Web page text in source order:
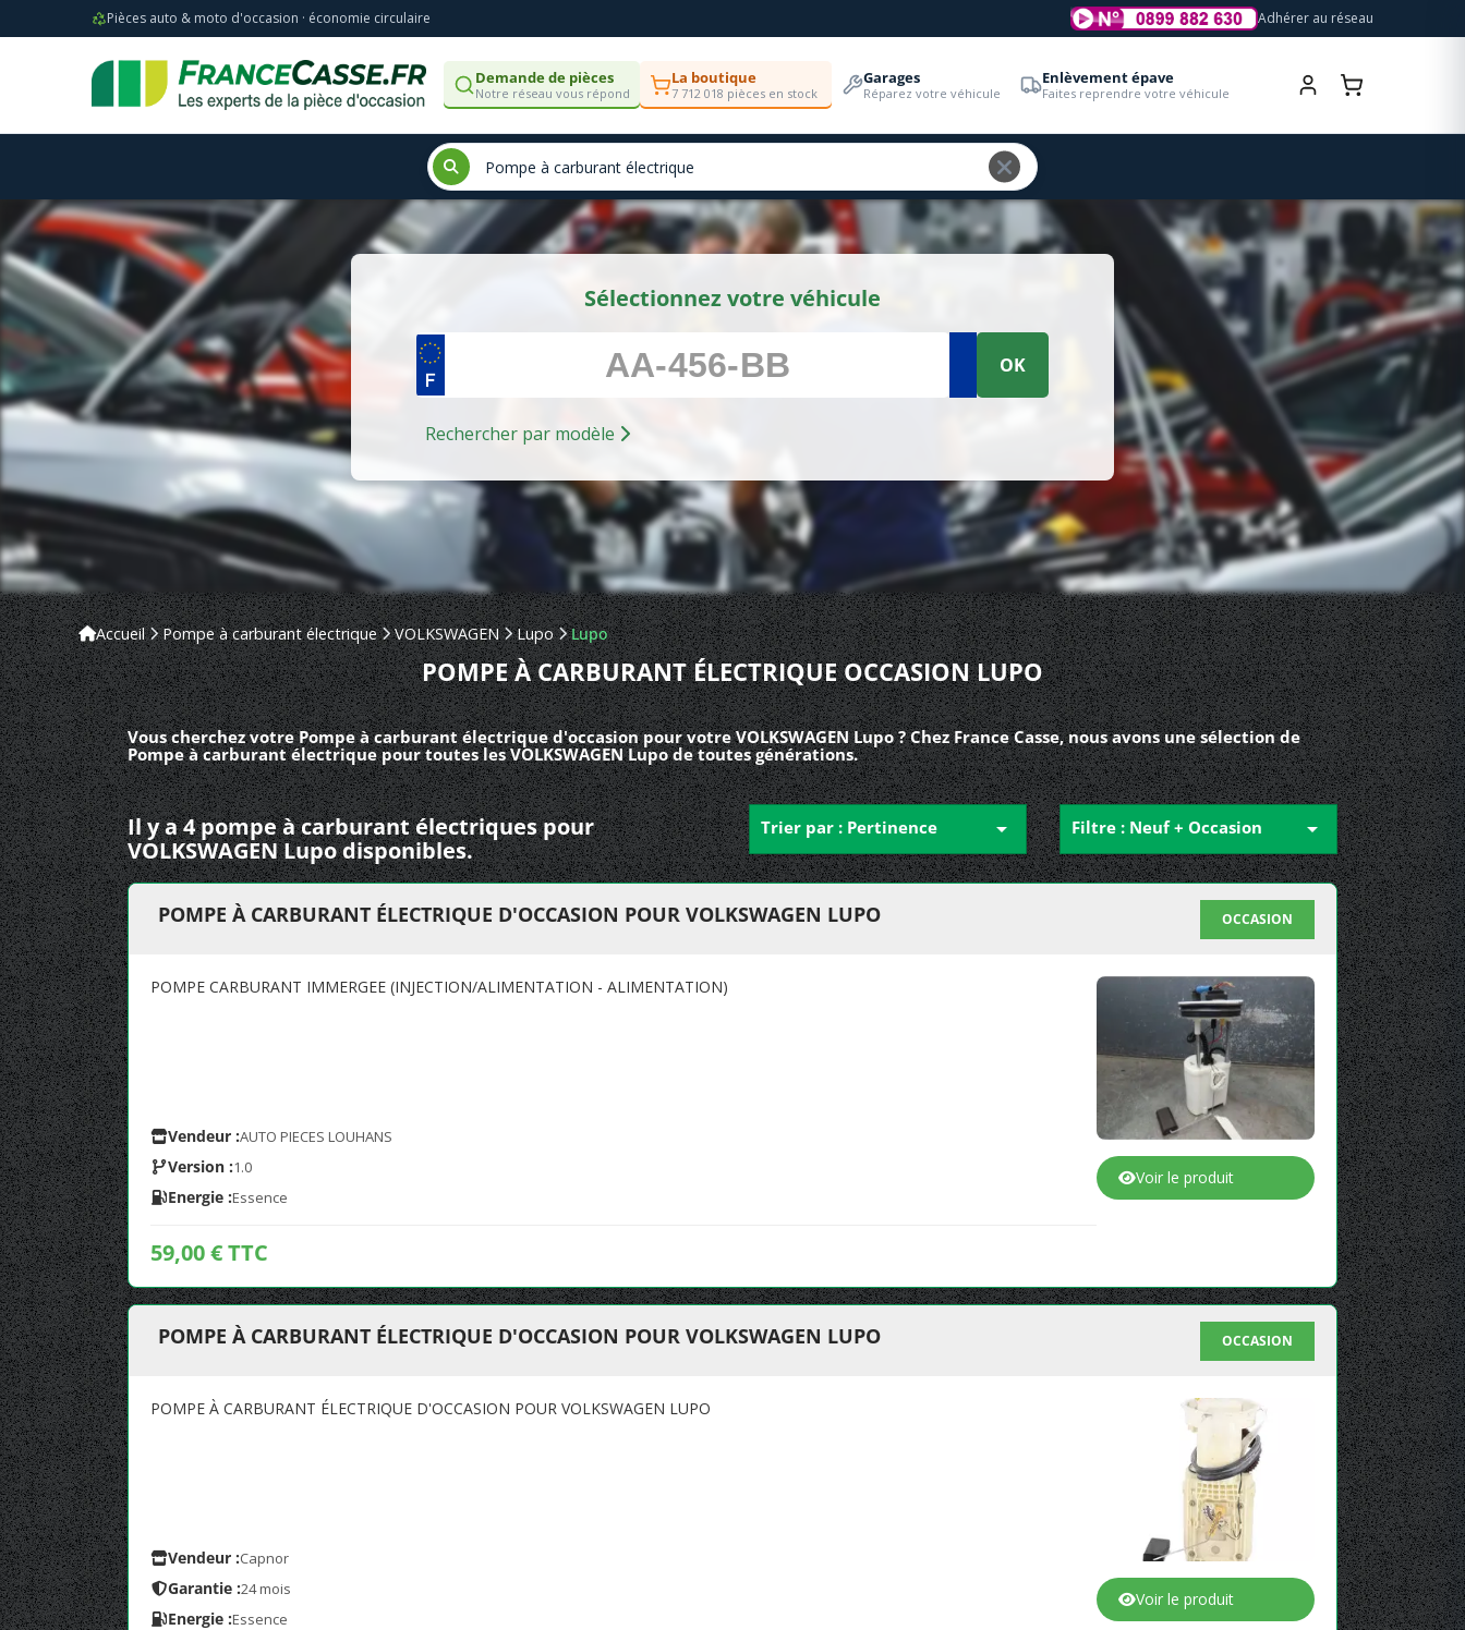
Pièces auto & moto d'occasion · économie circulaire Adhérer au réseau
Demande de pièces
Notre réseau vous répond
La boutique
7 712 018 pièces en stock
Garages
Réparez votre véhicule
Enlèvement épave
Faites reprendre votre véhicule
Sélectionnez votre véhicule
OK
Rechercher par modèle
Accueil Pompe à carburant électrique VOLKSWAGEN Lupo Lupo
POMPE À CARBURANT ÉLECTRIQUE OCCASION LUPO
Vous cherchez votre Pompe à carburant électrique d'occasion pour votre VOLKSWAGEN Lupo ? Chez France Casse, nous avons une sélection de
Pompe à carburant électrique pour toutes les VOLKSWAGEN Lupo de toutes générations.
Il y a 4 pompe à carburant électriques pour
VOLKSWAGEN Lupo disponibles.
Trier par : Pertinence  Filtre : Neuf + Occasion 
POMPE À CARBURANT ÉLECTRIQUE D'OCCASION POUR VOLKSWAGEN LUPO OCCASION
POMPE CARBURANT IMMERGEE (INJECTION/ALIMENTATION - ALIMENTATION)
Vendeur :AUTO PIECES LOUHANS
Version :1.0
Energie :Essence
59,00 € TTC
Voir le produit
POMPE À CARBURANT ÉLECTRIQUE D'OCCASION POUR VOLKSWAGEN LUPO OCCASION
POMPE À CARBURANT ÉLECTRIQUE D'OCCASION POUR VOLKSWAGEN LUPO
Vendeur :Capnor
Garantie :24 mois
Energie :Essence
Voir le produit